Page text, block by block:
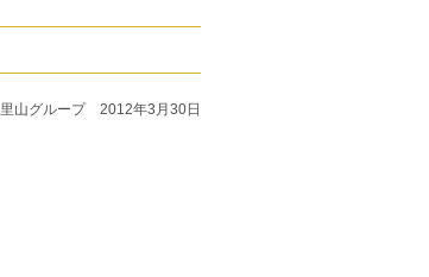
里山グループ 2012年3月30日